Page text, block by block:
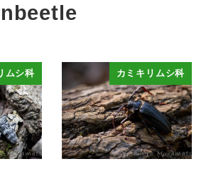
ムシ科 カミキリムシ科